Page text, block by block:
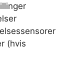
(hvis